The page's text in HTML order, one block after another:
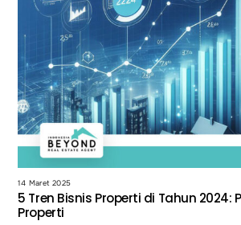
14 Maret 2025
5 Tren Bisnis Properti di Tahun 2024:
Properti